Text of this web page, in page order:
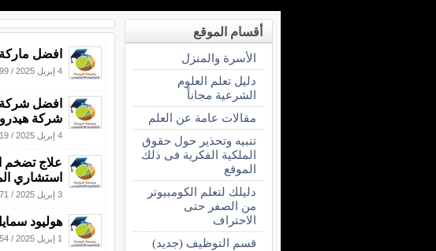
افضل
4 إبريل 2025 /
199
افضل شركة
شركة
4 إبريل 2025 /
119
علاج تضخم
استشاري
3 إبريل 2025 /
271
هوليود
1 إبريل 2025 /
254
أقسام الموقع
الأسرة والمنزل
دليل تعلم العلوم
الشرعية مجاناً
مقالات عامة عن العلم
تنبيه وتحذير حول حقوق
الملكية الفكرية فى ذلك
الموقع
دليلك لتعلم الكومبيوتر
من الصفر حتى
الاحتراف
قسم التوظيف (جديد)